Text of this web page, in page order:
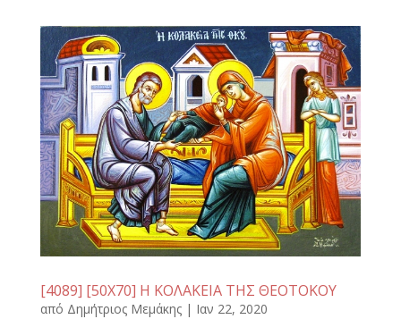
[4089] [50Χ70] Η ΚΟΛΑΚΕΙΑ ΤΗΣ ΘΕΟΤΟΚΟΥ
από Δημήτριος Μεμάκης| Ιαν 22, 2020